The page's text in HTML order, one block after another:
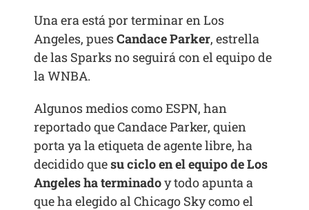
Una era está por terminar en Los
Angeles, puesCandace Parker, estrella
de las Sparks no seguirá con el equipo de
la WNBA.
Algunos medios como ESPN, han
reportado que Candace Parker, quien
porta ya la etiqueta de agente libre, ha
decidido quesu ciclo en el equipo de Los
Angeles ha terminadoy todo apunta a
que ha elegido al Chicago Sky como el